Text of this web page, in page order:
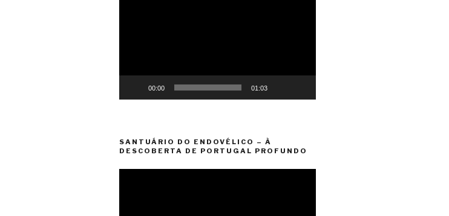
00:00 01:03
SANTUÁRIO DO ENDOVÉLICO – À
DESCOBERTA DE PORTUGAL PROFUNDO